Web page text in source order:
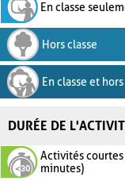
En classe
Hors classe
En classe et
DURÉE DE
Activités courtes
minutes)